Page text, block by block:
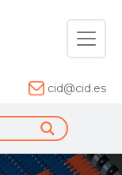
cid@cid.es